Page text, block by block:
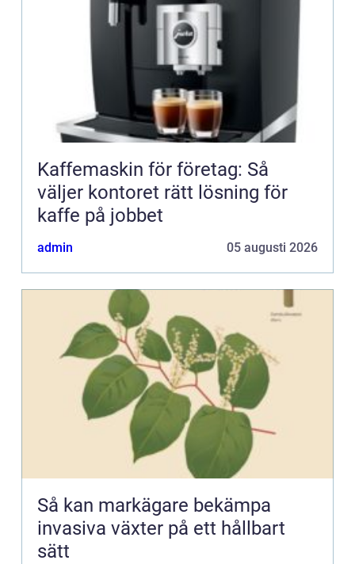
Kaffemaskin för företag: Så
väljer kontoret rätt lösning för
kaffe på jobbet
admin 05 augusti 2026
Så kan markägare bekämpa
invasiva växter på ett hållbart
sätt